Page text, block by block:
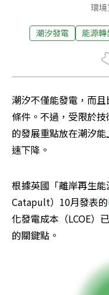
環
潮汐發電 能源轉
潮汐不僅能發電，而
條件。不過，受限於
的發展重點放在潮汐
速下降。
根據英國「離岸再生
Catapult）10月發表的
化發電成本（LCOE）
的關鍵點。